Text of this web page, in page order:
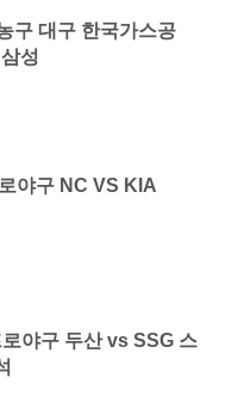
구 대구 한국가스공
성
야구 NC VS KIA
야구 두산 vs SSG 스